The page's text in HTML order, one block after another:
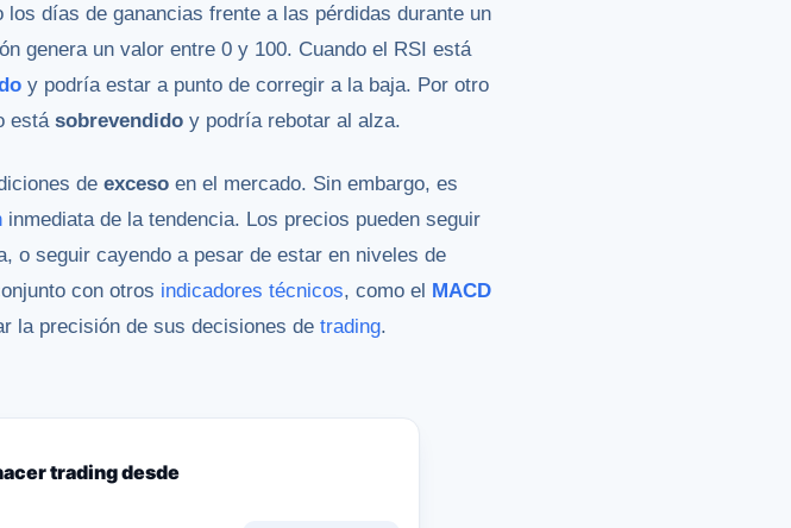
los días de ganancias frente a las pérdidas durante un
genera un valor entre 0 y 100. Cuando el RSI está
y podría estar a punto de corregir a la baja. Por otro
está sobrevendido y podría rebotar al alza.
de exceso en el mercado. Sin embargo, es
inmediata de la tendencia. Los precios pueden seguir
o seguir cayendo a pesar de estar en niveles de
con otros indicadores técnicos, como el MACD
la precisión de sus decisiones de trading.
trading desde